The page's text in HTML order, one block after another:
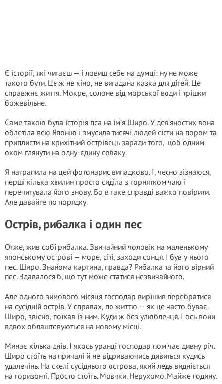
Є історії, які читаєш — і ловиш себе на думці: ну не може
такого бути. Це ж не кіно, не вигадана казка для дітей. Це
справжнє життя. Мокре, солоне від морської води і трішки
божевільне.
Саме такою була історія пса на ім’я Широ. У дев’яностих вона
облетіла всю Японію і змусила тисячі людей сісти на пором та
приплисти на крихітний острівець заради того, щоб одним
оком глянути на одну-єдину собаку.
Я натрапила на цей фотонарис випадково. І, чесно зізнаюся,
перші кілька хвилин просто сиділа з горнятком чаю і
перечитувала його знову. Бо в таке справді важко повірити.
Але давайте по порядку.
Острів, рибалка і один пес
Отже, жив собі рибалка. Звичайний чоловік на маленькому
японському острові — море, сіті, заходи сонця. І був у нього
пес. Широ. Знайома картина, правда? Рибалка та його вірний
пес. Здавалося б, що тут може статися незвичайного.
Але одного зимового місяця господар вирішив перебратися
на сусідній острів. У справах, по життю — як це часто буває.
Широ, звісно, поїхав із ним. Куди ж без улюбленця. І ось вони
вдвох облаштовуються на новому місці.
Минає кілька днів. І якось уранці господар помічає дивну річ.
Широ стоїть на причалі й не відриваючись дивиться кудись
удалечінь. На скелі сусіднього острова, який ледь видніється
на горизонті. Просто стоїть. Мовчки. Нерухомо. Майже годину.